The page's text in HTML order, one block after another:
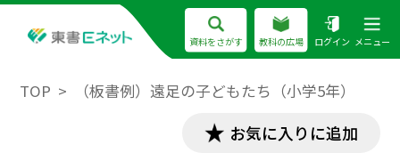
資料をさがす 教科の広場 ログイン メニュー
TOP （板書例）遠足の子どもたち（小学5年）
お気に入りに追加